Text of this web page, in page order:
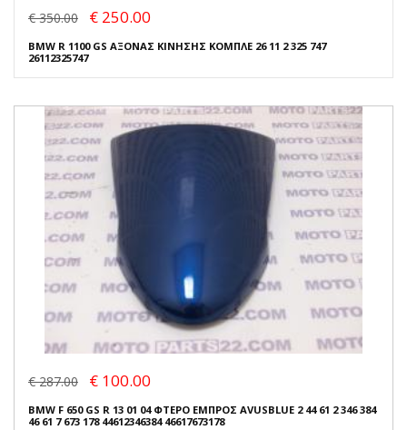
€ 350.00 € 250.00
BMW R 1100 GS ΑΞΟΝΑΣ ΚΙΝΗΣΗΣ ΚΟΜΠΛΕ 26 11 2 325 747
26112325747
€ 287.00 € 100.00
BMW F 650 GS R 13 01 04 ΦΤΕΡΟ ΕΜΠΡΟΣ AVUSBLUE 2 44 61 2 346 384
46 61 7 673 178 44612346384 46617673178